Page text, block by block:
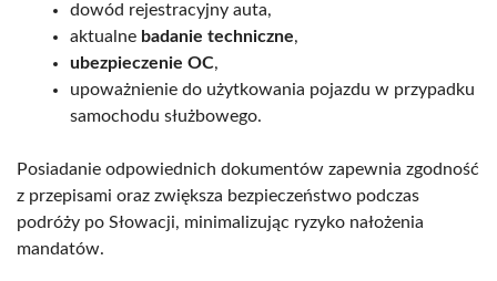
dowód rejestracyjny auta,
aktualne badanie techniczne,
ubezpieczenie OC,
upoważnienie do użytkowania pojazdu w przypadku
samochodu służbowego.
Posiadanie odpowiednich dokumentów zapewnia zgodność
z przepisami oraz zwiększa bezpieczeństwo podczas
podróży po Słowacji, minimalizując ryzyko nałożenia
mandatów.